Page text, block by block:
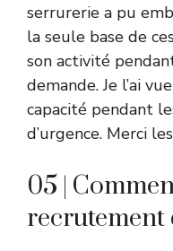
serrurerie a pu
la seule base de
son activité
demande. Je l’ai
capacité pendant
d’urgence. Merci
05 |
recrutement